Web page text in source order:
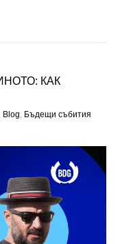
КАК
, Blog, Бъдещи събития